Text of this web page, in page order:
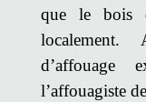
que le bois
localement.
l’affouagiste